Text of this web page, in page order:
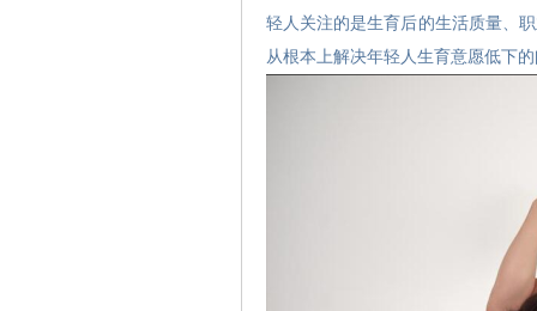
轻人关注的是生育后的生活质量、
从根本上解决年轻人生育意愿低下